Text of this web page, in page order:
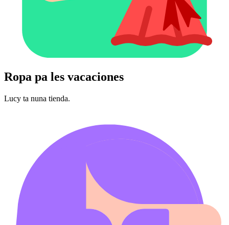
Ropa pa les vacaciones
Lucy ta nuna tienda.